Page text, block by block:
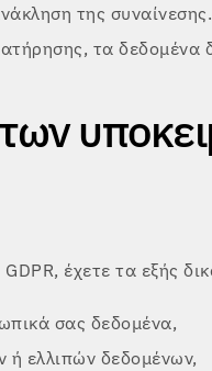
της συναίνεσης.
τα δεδομένα
έχετε τα εξής
σας δεδομένα,
ή ελλιπών δεδομένων,